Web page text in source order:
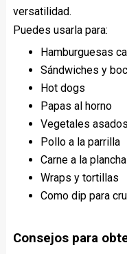
versatilidad.
Puedes usarla para:
Hamburguesas
Sándwiches y
Hot dogs
Papas al horno
Vegetales asados
Pollo a la parrilla
Carne a la plancha
Wraps y tortillas
Como dip para
Consejos para